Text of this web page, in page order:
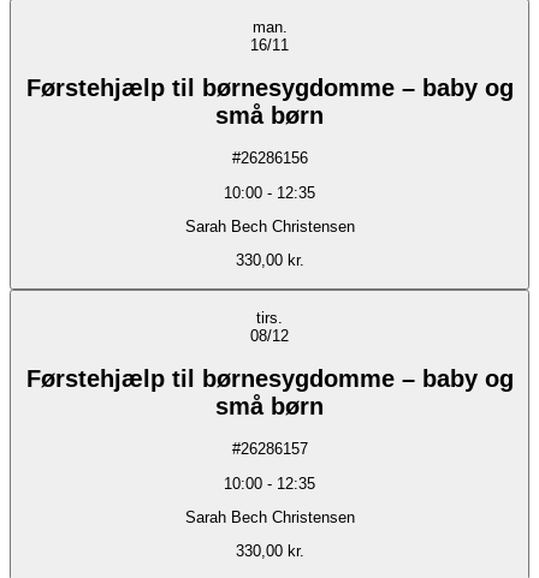
man.
16/11
Førstehjælp til børnesygdomme – baby og
små børn
#26286156
10:00 - 12:35
Sarah Bech Christensen
330,00 kr.
tirs.
08/12
Førstehjælp til børnesygdomme – baby og
små børn
#26286157
10:00 - 12:35
Sarah Bech Christensen
330,00 kr.